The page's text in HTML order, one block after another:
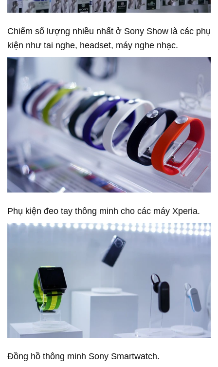
Chiếm số lượng nhiều nhất ở Sony Show là các phụ
kiện như tai nghe, headset, máy nghe nhạc.
Phụ kiện đeo tay thông minh cho các máy Xperia.
Đồng hồ thông minh Sony Smartwatch.